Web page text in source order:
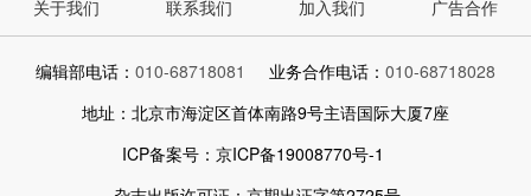
关于我们 联系我们 加入我们 广告合作
编辑部电话： 010-68718081 业务合作电话： 010-68718028
地址：北京市海淀区首体南路9号主语国际大厦7座
ICP备案号：京ICP备19008770号-1